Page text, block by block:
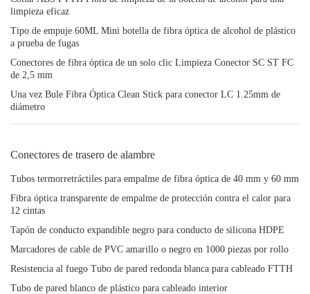
limpieza eficaz
Tipo de empuje 60ML Mini botella de fibra óptica de alcohol de plástico
a prueba de fugas
Conectores de fibra óptica de un solo clic Limpieza Conector SC ST FC
de 2,5 mm
Una vez Bule Fibra Óptica Clean Stick para conector LC 1.25mm de
diámetro
Conectores de trasero de alambre
Tubos termorretráctiles para empalme de fibra óptica de 40 mm y 60 mm
Fibra óptica transparente de empalme de protección contra el calor para
12 cintas
Tapón de conducto expandible negro para conducto de silicona HDPE
Marcadores de cable de PVC amarillo o negro en 1000 piezas por rollo
Resistencia al fuego Tubo de pared redonda blanca para cableado FTTH
Tubo de pared blanco de plástico para cableado interior